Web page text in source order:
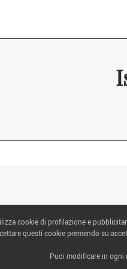
cookie di profilazione e
questi cookie premendo su
Puoi modificare in ogni